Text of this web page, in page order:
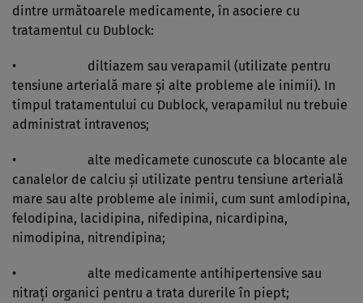
dintre următoarele medicamente, în asociere cu
tratamentul cu Dublock:
• diltiazem sau verapamil (utilizate pentru
tensiune arterială mare şi alte probleme ale inimii). In
timpul tratamentului cu Dublock, verapamilul nu trebuie
administrat intravenos;
• alte medicamete cunoscute ca blocante ale
canalelor de calciu şi utilizate pentru tensiune arterială
mare sau alte probleme ale inimii, cum sunt amlodipina,
felodipina, lacidipina, nifedipina, nicardipina,
nimodipina, nitrendipina;
• alte medicamente antihipertensive sau
nitraţi organici pentru a trata durerile în piept;